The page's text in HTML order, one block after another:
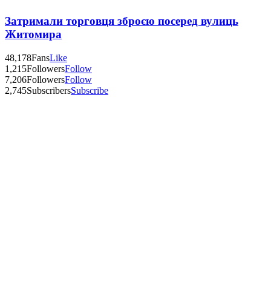
Затримали торговця зброєю посеред вулиць
Житомира
48,178FansLike
1,215FollowersFollow
7,206FollowersFollow
2,745SubscribersSubscribe